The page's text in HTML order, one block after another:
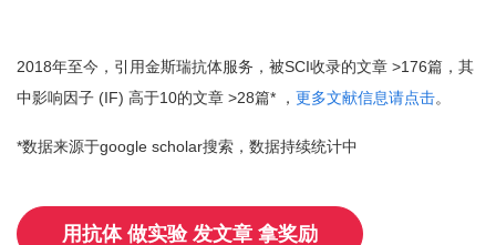
2018年至今，引用金斯瑞抗体服务，被SCI收录的文章 >176篇，其
中影响因子 (IF) 高于10的文章 >28篇* ， 更多文献信息请点击。
*数据来源于google scholar搜索，数据持续统计中
用抗体 做实验 发文章 拿奖励